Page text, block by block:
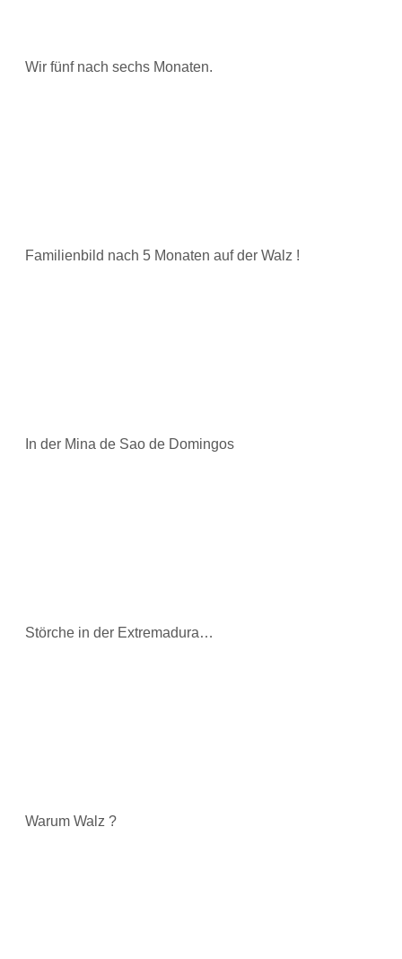
Wir fünf nach sechs Monaten.
Familienbild nach 5 Monaten auf der Walz !
In der Mina de Sao de Domingos
Störche in der Extremadura…
Warum Walz ?